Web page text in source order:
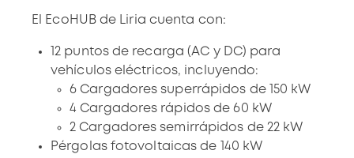
El EcoHUB de Liria cuenta con:
12 puntos de recarga (AC y DC) para
vehículos eléctricos, incluyendo:
6 Cargadores superrápidos de 150 kW
4 Cargadores rápidos de 60 kW
2 Cargadores semirrápidos de 22 kW
Pérgolas fotovoltaicas de 140 kW